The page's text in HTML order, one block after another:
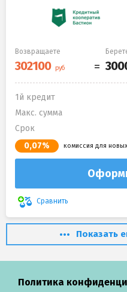
Возвращаете
1й кредит
Макс. сумма
Срок
0,07% комиссия для
Сравнить
Показать
Политика